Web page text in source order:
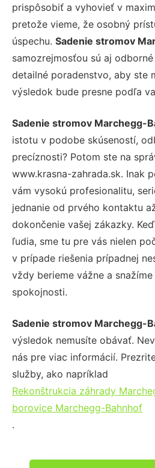
prispôsobiť a vyhovieť v
pretože vieme, že osobný
úspechu. Sadenie stromov
samozrejmosťou sú aj
detailné poradenstvo, aby ste
výsledok bude presne podľa
Sadenie stromov Marchegg-
istotu v podobe skúseností,
precíznosti? Potom ste na
www.krasna-zahrada.sk. Inak
vám vysokú profesionalitu,
jednanie od prvého kontaktu
dokončenie vašej zákazky.
ľudia, sme tu pre vás nielen
v prípade riešenia prípadnej
vždy berieme vážne a
spokojnosti.
Sadenie stromov Marchegg-
výsledok nemusíte obávať.
nás pre viac informácií.
služby, ako napríklad
Rekonštrukcia záhrady
borovice Marchegg-Bahnhof
.